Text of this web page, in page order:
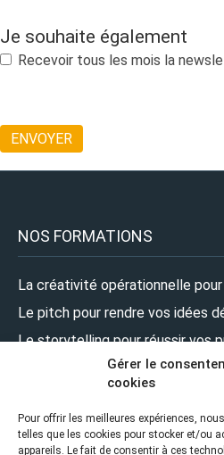
Gérer le
cookies
Pour offrir les meilleures expériences,
telles que les cookies pour stocker et/ou
appareils. Le fait de consentir à ces
Je souhaite également
Recevoir tous les mois la
NOS FORMATIONS
La créativité opérationnelle pour
Le pitch pour rendre vos idées
Le storytelling pour réussir vos
Le design pour renforcer